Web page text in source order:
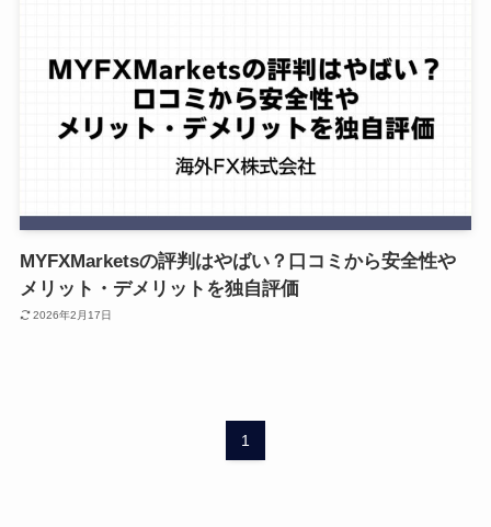
MYFXMarketsの評判はやばい？口コミから安全性や
メリット・デメリットを独自評価
2026年2月17日
1